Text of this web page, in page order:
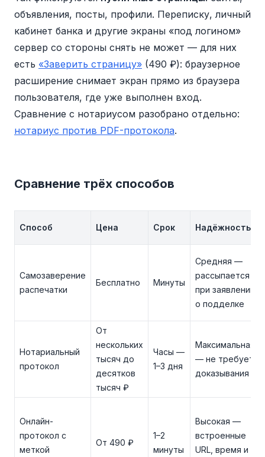
объявления, посты, профили. Переписку, личный
кабинет банка и другие экраны «под логином»
сервер со стороны снять не может — для них
есть «Заверить страницу» (490 ₽): браузерное
расширение снимает экран прямо из браузера
пользователя, где уже выполнен вход.
Сравнение с нотариусом разобрано отдельно:
нотариус против PDF-протокола.
Сравнение трёх способов
Способ Цена Срок Надёжность
Самозаверение
распечатки
Бесплатно Минуты
Средняя —
рассыпается
при заявлении
о подделке
Нотариальный
протокол
От
нескольких
тысяч до
десятков
тысяч ₽
Часы —
1–3 дня
Максимальная
— не требует
доказывания
Онлайн-
протокол с
меткой
От 490 ₽
1–2
минуты
Высокая —
встроенные
URL, время и